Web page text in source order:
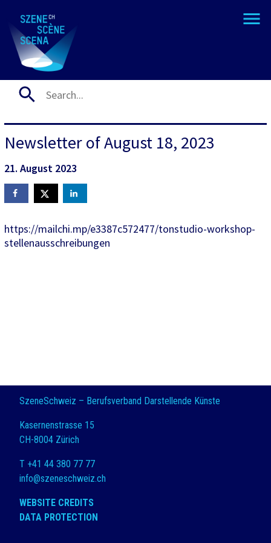
Newsletter of August 18, 2023
21. August 2023
https://mailchi.mp/e3387c572477/tonstudio-workshop-
stellenausschreibungen
SzeneSchweiz – Berufsverband Darstellende Künste
Kasernenstrasse 15
CH-8004 Zürich
T +41 44 380 77 77
info@szeneschweiz.ch
WEBSITE CREDITS
DATA PROTECTION